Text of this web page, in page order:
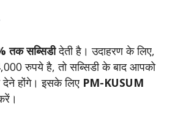
तक सब्सिडीदेती है। उदाहरण के लिए,
रुपये है, तो सब्सिडी के बाद आपको
होंगे। इसके लिए PM-KUSUM